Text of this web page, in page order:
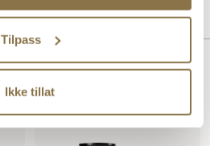
Tilpass
Ikke tillat